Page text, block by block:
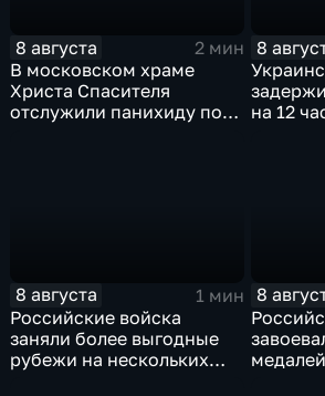
8 августа
2 мин
В московском храме
Христа Спасителя
отслужили панихиду по
8
на 12
8 августа
1 мин
Российские войска
заняли более выгодные
рубежи на нескольких
8